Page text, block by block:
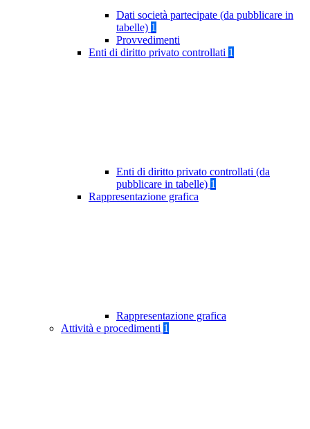
Dati società partecipate (da pubblicare in
tabelle) 1
Provvedimenti
Enti di diritto privato controllati 1
Enti di diritto privato controllati (da
pubblicare in tabelle) 1
Rappresentazione grafica
Rappresentazione grafica
Attività e procedimenti 1